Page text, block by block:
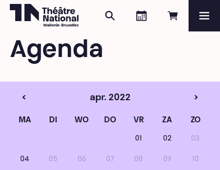
Online
Agenda
Zoeken
Agenda
< apr. 2022 >
MA DI WO DO VR ZA ZO
01 02 03
04 05 06 07 08 09 10